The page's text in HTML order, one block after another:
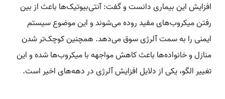
افزایش این بیماری دانست و گفت: آنتی‌بیوتیک‌ها باعث از بین
رفتن میکروب‌های مفید روده می‌شوند و این موضوع سیستم
ایمنی را به سمت آلرژی سوق می‌دهد. همچنین کوچک‌تر شدن
منازل و خانواده‌ها باعث کاهش مواجهه با میکروب‌ها شده و این
تغییر الگو، یکی از دلایل افزایش آلرژی در دهه‌های اخیر است.